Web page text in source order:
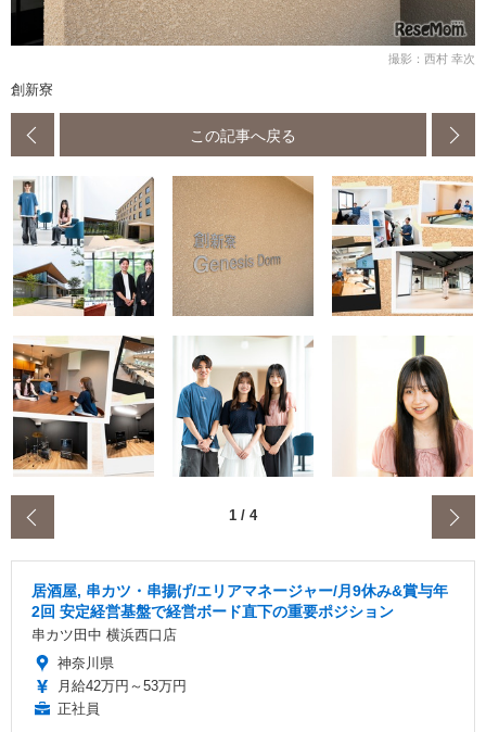
撮影：西村 幸次
創新寮
この記事へ戻る
1 / 4
居酒屋, 串カツ・串揚げ/エリアマネージャー/月9休み&賞与年
2回 安定経営基盤で経営ボード直下の重要ポジション
串カツ田中 横浜西口店
神奈川県
月給42万円～53万円
正社員